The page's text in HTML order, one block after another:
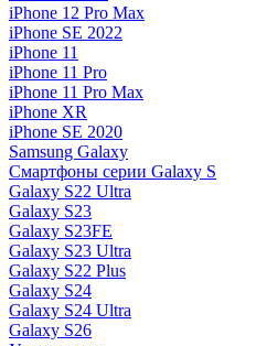
iPhone 12 Pro Max
iPhone SE 2022
iPhone 11
iPhone 11 Pro
iPhone 11 Pro Max
iPhone XR
iPhone SE 2020
Samsung Galaxy
Смартфоны серии Galaxy S
Galaxy S22 Ultra
Galaxy S23
Galaxy S23FE
Galaxy S23 Ultra
Galaxy S22 Plus
Galaxy S24
Galaxy S24 Ultra
Galaxy S26